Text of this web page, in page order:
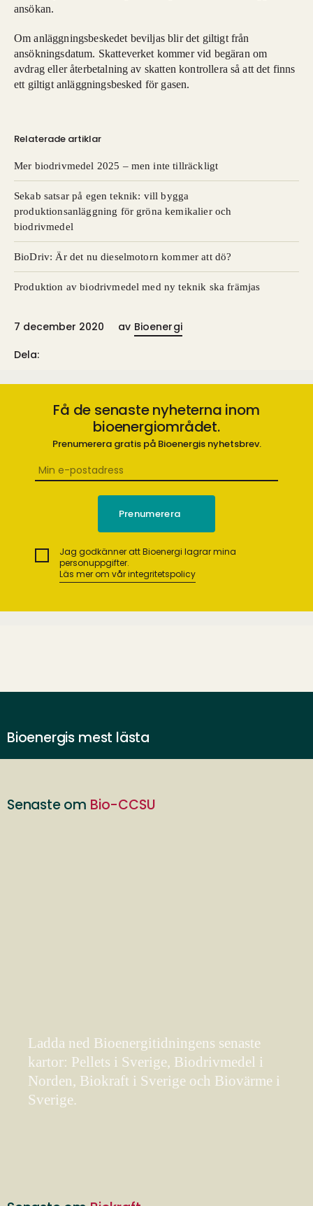
ansökan.
Om anläggningsbeskedet beviljas blir det giltigt från
ansökningsdatum. Skatteverket kommer vid begäran om
avdrag eller återbetalning av skatten kontrollera så att det finns
ett giltigt anläggningsbesked för gasen.
Relaterade artiklar
Mer biodrivmedel 2025 – men inte tillräckligt
Sekab satsar på egen teknik: vill bygga
produktionsanläggning för gröna kemikalier och
biodrivmedel
BioDriv: Är det nu dieselmotorn kommer att dö?
Produktion av biodrivmedel med ny teknik ska främjas
7 december 2020 av Bioenergi
Dela:
Få de senaste nyheterna inom
bioenergiområdet.
Prenumerera gratis på Bioenergis nyhetsbrev.
Jag godkänner att Bioenergi lagrar mina
personuppgifter.
Läs mer om vår integritetspolicy
Bioenergis mest lästa
Senaste om Bio-CCSU
Ladda ned Bioenergitidningens senaste
kartor: Pellets i Sverige, Biodrivmedel i
Norden, Biokraft i Sverige och Biovärme i
Sverige.